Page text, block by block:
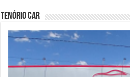
Tenório Car